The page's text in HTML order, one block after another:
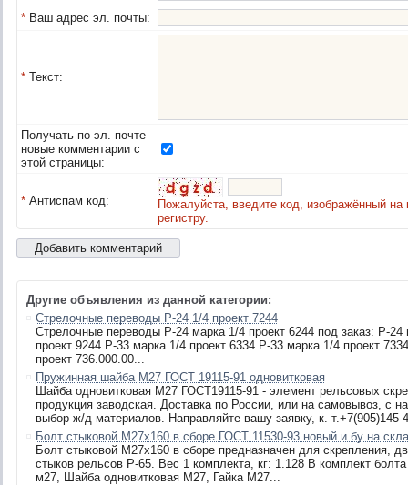
* Ваш адрес эл. почты:
* Текст:
Получать по эл. почте
новые комментарии с
этой страницы:
* Антиспам код:
Пожалуйста, введите код, изображённый
регистру.
Другие объявления из данной категории:
Стрелочные переводы Р-24 1/4 проект 7244
Стрелочные переводы Р-24 марка 1/4 проект 6244 под заказ: Р-
проект 9244 Р-33 марка 1/4 проект 6334 Р-33 марка 1/4 проект
проект 736.000.00...
Пружинная шайба М27 ГОСТ 19115-91 одновитковая
Шайба одновитковая М27 ГОСТ19115-91 - элемент рельсовых
продукция заводская. Доставка по России, или на самовывоз, с
выбор ж/д материалов. Направляйте вашу заявку, к.
Болт стыковой М27х160 в сборе ГОСТ 11530-93 новый и бу на
Болт стыковой М27х160 в сборе предназначен для скрепления,
стыков рельсов Р-65. Вес 1 комплекта, кг: 1.128 В комплект
м27, Шайба одновитковая М27, Гайка М27...